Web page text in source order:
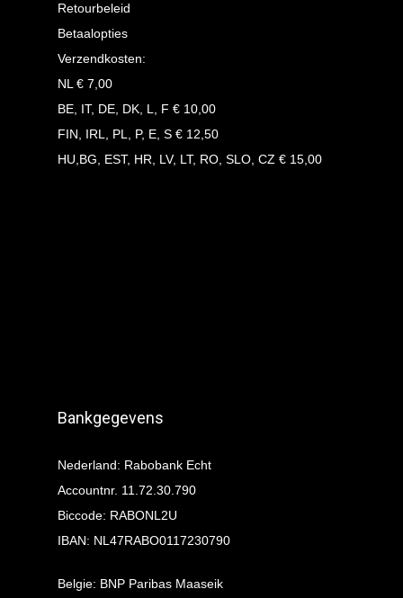
Retourbeleid
Betaalopties
Verzendkosten:
NL € 7,00
BE, IT, DE, DK, L, F € 10,00
FIN, IRL, PL, P, E, S € 12,50
HU,BG, EST, HR, LV, LT, RO, SLO, CZ € 15,00
Bankgegevens
Nederland: Rabobank Echt
Accountnr. 11.72.30.790
Biccode: RABONL2U
IBAN: NL47RABO0117230790
Belgie: BNP Paribas Maaseik